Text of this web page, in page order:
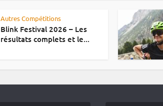
Autres Compétitions
Blink Festival 2026 – Les
résultats complets et le...